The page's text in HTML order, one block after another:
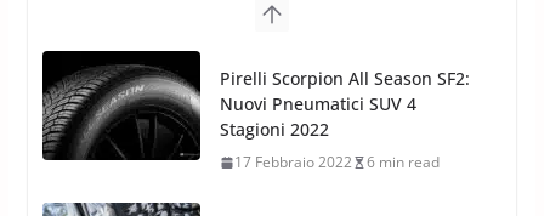
Nokian WR SUV 3: il 1°
pneumatico invernale al mondo
di classe A
13 Maggio 2015 2 min read